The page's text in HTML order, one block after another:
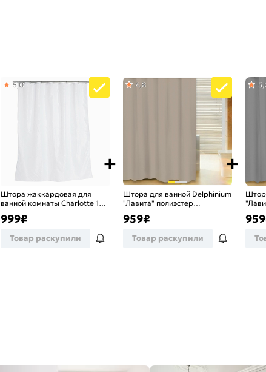
Штора жаккардовая для
ванной комнаты Charlotte 180
кольцами, цвет белый
5,0
999₽
Товар раскупили
Штора для ванной Delphinium
"Лавита" полиэстер
коричневый
4,8
959₽
Товар раскупили
959